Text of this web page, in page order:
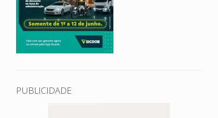
PUBLICIDADE